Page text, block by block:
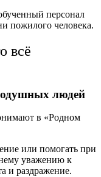
персонал
пожилого человека.
всё
людей
в «Родном
или помогать при
уважению к
и раздражение.